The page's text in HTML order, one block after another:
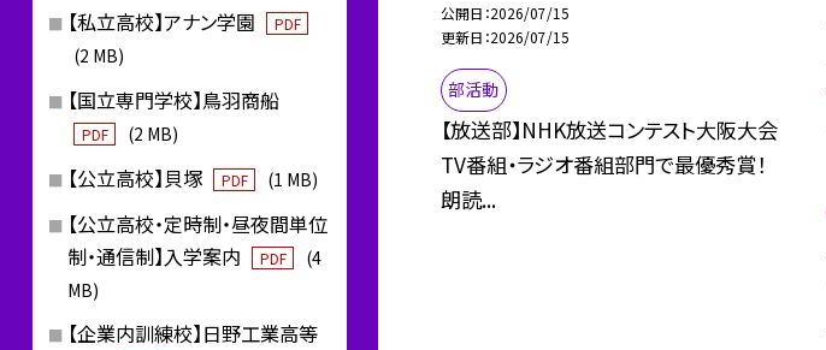
公開日 2026/07/15
更新日 2026/07/15
部活動
【放送部】NHK放送コンテスト大阪大会
TV番組・ラジオ番組部門で最優秀賞！
朗読...
【私立高校】アナン学園 PDF
(2 MB)
【国立専門学校】鳥羽商船
PDF (2 MB)
【公立高校】貝塚 PDF (1 MB)
【公立高校・定時制・昼夜間単位
制・通信制】入学案内
PDF
(4
MB)
【企業内訓練校】日野工業高等